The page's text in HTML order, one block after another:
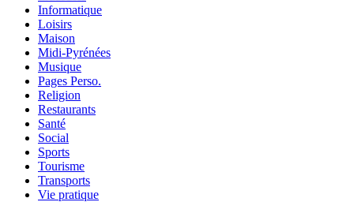
Informatique
Loisirs
Maison
Midi-Pyrénées
Musique
Pages Perso.
Religion
Restaurants
Santé
Social
Sports
Tourisme
Transports
Vie pratique